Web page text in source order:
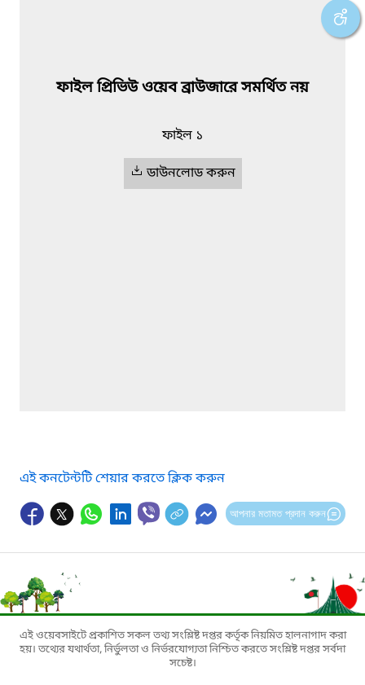
ফাইল প্রিভিউ ওয়েব ব্রাউজারে সমর্থিত নয়
ফাইল ১
ডাউনলোড করুন
এই কনটেন্টটি শেয়ার করতে ক্লিক করুন
আপনার মতামত প্রদান করুন
এই ওয়েবসাইটে প্রকাশিত সকল তথ্য সংশ্লিষ্ট দপ্তর কর্তৃক নিয়মিত হালনাগাদ করা
হয়। তথ্যের যথার্থতা, নির্ভুলতা ও নির্ভরযোগ্যতা নিশ্চিত করতে সংশ্লিষ্ট দপ্তর সর্বদা
সচেষ্ট।